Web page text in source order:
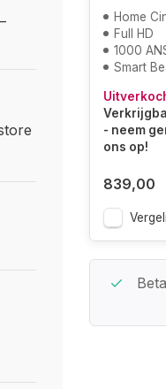
Home
Full HD
1000
Smart
- neem
ons op!
839,00